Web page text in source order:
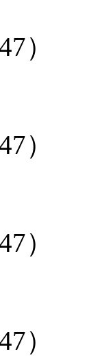
）
）
）
）